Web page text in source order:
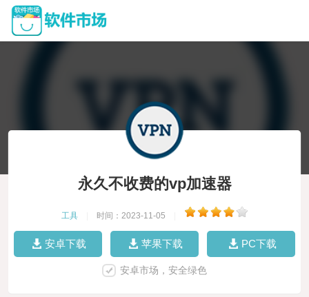
永久不收费的vp加速器
工具 时间：2023-11-05
安卓下载 苹果下载 PC下载
安卓市场，安全绿色